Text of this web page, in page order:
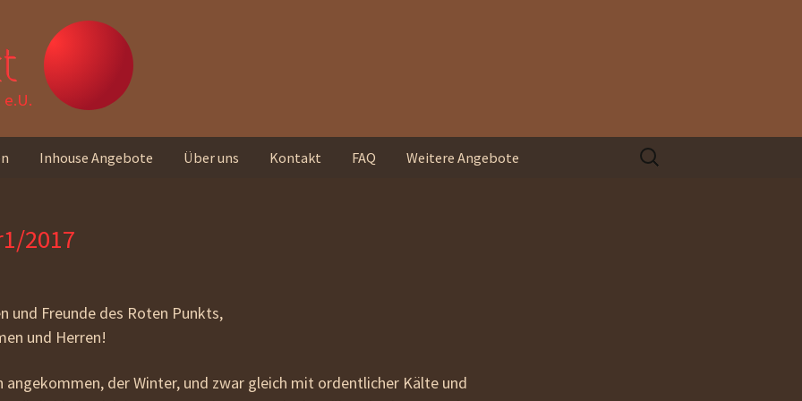
e.U.
Inhouse Angebote Über uns
Unseren Newsletter
Kontakt FAQ Weitere Angebote
Suchen
nach:
2017
und Freunde des Roten Punkts,
und Herren!
angekommen, der Winter, und zwar gleich mit ordentlicher Kälte und